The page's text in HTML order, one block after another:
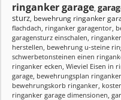
ringanker garage,
sturz, bewehrung ringanker
flachdach, ringanker garagentor,
garagensturz einschalen,
herstellen, bewehrung u-steine
schwerbetonsteinen einen
ringanker ecken, Wieviel Eisen in
garage, bewehrungsplan
bewehrungskorb ringanker,
ringanker garage dimensionen,